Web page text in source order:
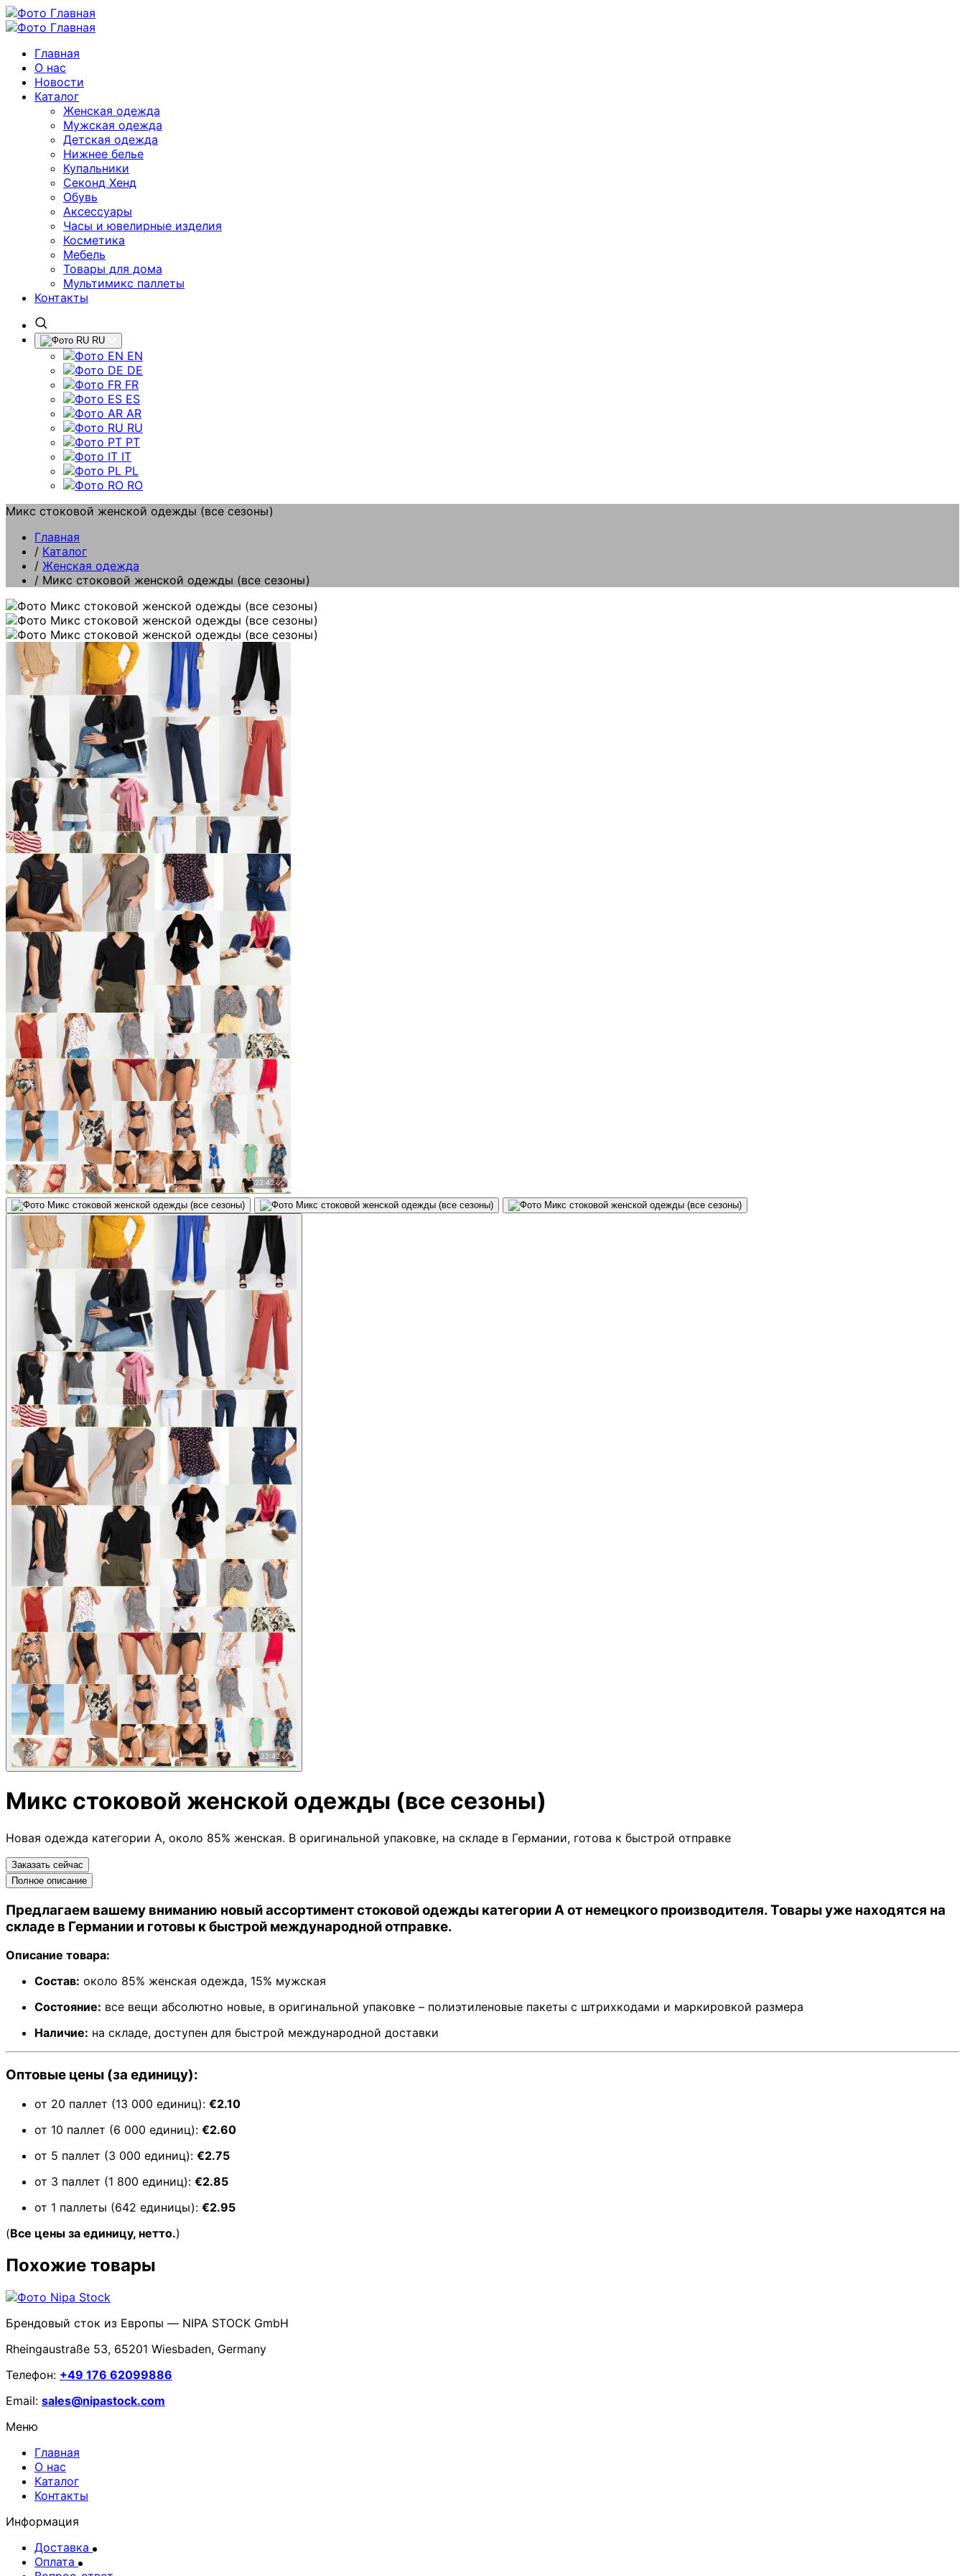
Главная
О нас
Новости
Каталог
Женская одежда
Мужская одежда
Детская одежда
Нижнее белье
Купальники
Секонд Хенд
Обувь
Аксессуары
Часы и ювелирные изделия
Косметика
Мебель
Товары для дома
Мультимикс паллеты
Контакты
RU
EN
DE
FR
ES
AR
RU
PT
IT
PL
RO
Микс стоковой женской одежды (все сезоны)
Главная
/ Каталог
/ Женская одежда
/ Микс стоковой женской одежды (все сезоны)
Микс стоковой женской одежды (все сезоны)
Новая одежда категории А, около 85% женская. В оригинальной упаковке, на складе в Германии, готова к быстрой отправке
Заказать сейчас
Полное описание
Предлагаем вашему вниманию новый ассортиментстоковой одежды категории A от немецкого производителя. Товары уже находятся на
складе в Германии и готовы к быстрой международной отправке.
Описание товара:
Состав: около 85% женская одежда, 15% мужская
Состояние: все вещи абсолютно новые, в оригинальной упаковке – полиэтиленовые пакеты с штрихкодами и маркировкой размера
Наличие: на складе, доступен для быстрой международной доставки
Оптовые цены (за единицу):
от 20 паллет (13 000 единиц): €2.10
от 10 паллет (6 000 единиц): €2.60
от 5 паллет (3 000 единиц): €2.75
от 3 паллет (1 800 единиц): €2.85
от 1 паллеты (642 единицы): €2.95
(Все цены за единицу, нетто.)
Похожие товары
Брендовый сток из Европы — NIPA STOCK GmbH
Rheingaustraße 53, 65201 Wiesbaden, Germany
Телефон: +49 176 62099886
Email: sales@nipastock.com
Меню
Главная
О нас
Каталог
Контакты
Информация
Доставка
Оплата